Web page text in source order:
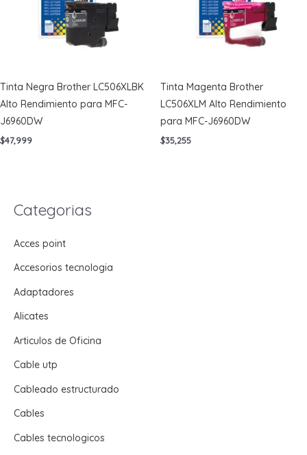
Categorias
Acces point
Accesorios tecnologia
Adaptadores
Alicates
Articulos de Oficina
Cable utp
Cableado estructurado
Cables
Cables tecnologicos
Tinta Negra Brother LC506XLBK
Alto Rendimiento para MFC-
J6960DW
$47,999
Tinta Magenta Brother
LC506XLM Alto Rendimiento
para MFC-J6960DW
$35,255